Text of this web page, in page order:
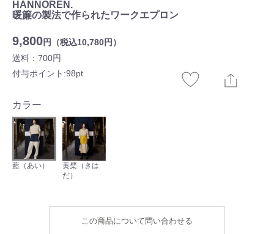
HANNOREN.
暖簾の製法で作られたワークエプロン
9,800円（税込10,780円）
送料：700円
付与ポイント:98pt
カラー
藍（あい）
黄檗（きは
だ）
この商品について問い合わせる